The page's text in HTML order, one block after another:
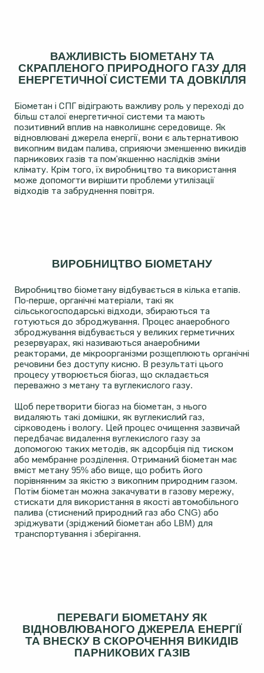
ВАЖЛИВІСТЬ БІОМЕТАНУ ТА
СКРАПЛЕНОГО ПРИРОДНОГО ГАЗУ ДЛЯ
ЕНЕРГЕТИЧНОЇ СИСТЕМИ ТА ДОВКІЛЛЯ
Біометан і СПГ відіграють важливу роль у переході до
більш сталої енергетичної системи та мають
позитивний вплив на навколишнє середовище. Як
відновлювані джерела енергії, вони є альтернативою
викопним видам палива, сприяючи зменшенню викидів
парникових газів та пом'якшенню наслідків зміни
клімату. Крім того, їх виробництво та використання
може допомогти вирішити проблеми утилізації
відходів та забруднення повітря.
ВИРОБНИЦТВО БІОМЕТАНУ
Виробництво біометану відбувається в кілька етапів.
По-перше, органічні матеріали, такі як
сільськогосподарські відходи, збираються та
готуються до зброджування. Процес анаеробного
зброджування відбувається у великих герметичних
резервуарах, які називаються анаеробними
реакторами, де мікроорганізми розщеплюють органічні
речовини без доступу кисню. В результаті цього
процесу утворюється біогаз, що складається
переважно з метану та вуглекислого газу.
Щоб перетворити біогаз на біометан, з нього
видаляють такі домішки, як вуглекислий газ,
сірководень і вологу. Цей процес очищення зазвичай
передбачає видалення вуглекислого газу за
допомогою таких методів, як адсорбція під тиском
або мембранне розділення. Отриманий біометан має
вміст метану 95% або вище, що робить його
порівнянним за якістю з викопним природним газом.
Потім біометан можна закачувати в газову мережу,
стискати для використання в якості автомобільного
палива (стиснений природний газ або CNG) або
зріджувати (зріджений біометан або LBM) для
транспортування і зберігання.
ПЕРЕВАГИ БІОМЕТАНУ ЯК
ВІДНОВЛЮВАНОГО ДЖЕРЕЛА ЕНЕРГІЇ
ТА ВНЕСКУ В СКОРОЧЕННЯ ВИКИДІВ
ПАРНИКОВИХ ГАЗІВ